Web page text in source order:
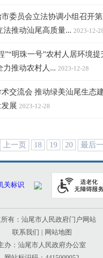
委员会立法协调小组召开
法推动汕尾高质量... 2023-12-
”“明珠一号”农村人居环境
力推动农村人... 2023-12-28
交流会 推动绿美汕尾生态
展 2023-12-28
上一页 18 19 20 最后
所有：汕尾市人民政府门户网站
联系我们 | 网站地图
办：汕尾市人民政府办公室